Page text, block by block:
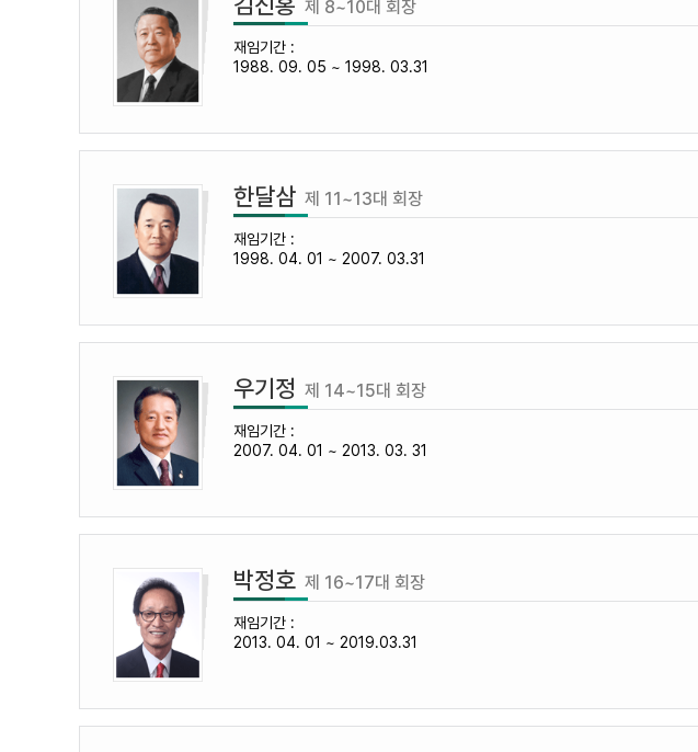
제 8~10대 회장
재임기간 :
1988. 09. 05 ~ 1998. 03.31
한달삼 제 11~13대 회장
재임기간 :
1998. 04. 01 ~ 2007. 03.31
우기정 제 14~15대 회장
재임기간 :
2007. 04. 01 ~ 2013. 03. 31
박정호 제 16~17대 회장
재임기간 :
2013. 04. 01 ~ 2019.03.31